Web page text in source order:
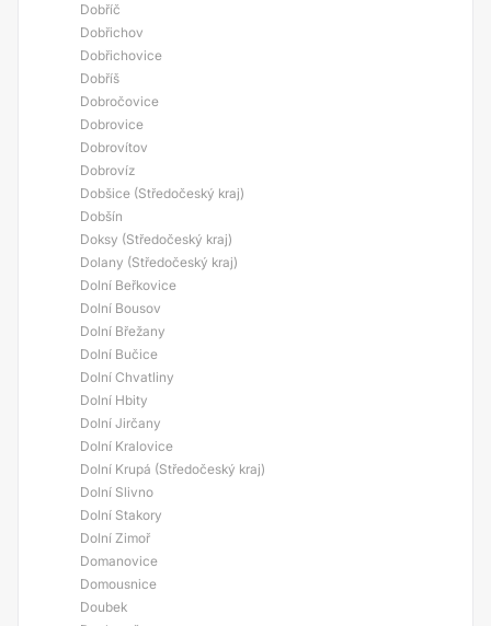
Dobříč
Dobřichov
Dobřichovice
Dobříš
Dobročovice
Dobrovice
Dobrovítov
Dobrovíz
Dobšice (Středočeský kraj)
Dobšín
Doksy (Středočeský kraj)
Dolany (Středočeský kraj)
Dolní Beřkovice
Dolní Bousov
Dolní Břežany
Dolní Bučice
Dolní Chvatliny
Dolní Hbity
Dolní Jirčany
Dolní Kralovice
Dolní Krupá (Středočeský kraj)
Dolní Slivno
Dolní Stakory
Dolní Zimoř
Domanovice
Domousnice
Doubek